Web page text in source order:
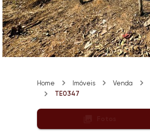
Home Imóveis Venda
TE0347